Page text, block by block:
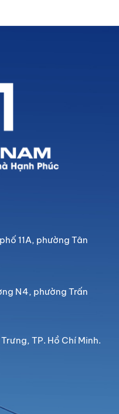
11A, phường Tân
N4, phường Trấn
TP. Hồ Chí Minh.